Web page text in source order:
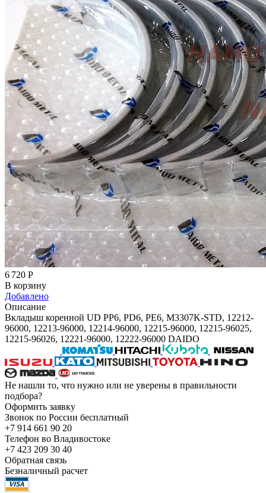
6 720 Р
В корзину
Добавлено
Описание
Вкладыш коренной UD PP6, PD6, PE6, M3307K-STD, 12212-
96000, 12213-96000, 12214-96000, 12215-96000, 12215-96025,
12215-96026, 12221-96000, 12222-96000 DAIDO
Не нашли то, что нужно или не уверены в правильности
подбора?
Оформить заявку
Звонок по России бесплатный
+7 914 661 90 20
Телефон во Владивостоке
+7 423 209 30 40
Обратная связь
Безналичный расчет